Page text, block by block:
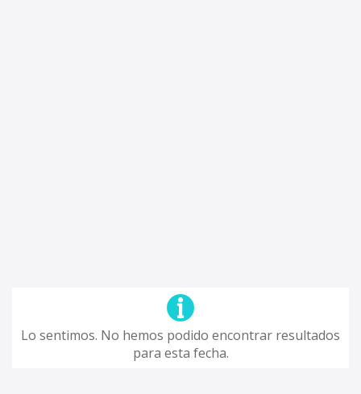
Lo sentimos. No hemos podido encontrar resultados
para esta fecha.